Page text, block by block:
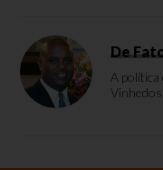
De
A política
Vinhedos